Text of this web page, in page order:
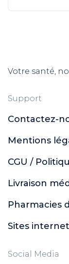
Votre santé,
Support
Contactez-
Mentions
CGU /
Livraison
Pharmacies
Sites
Social Media